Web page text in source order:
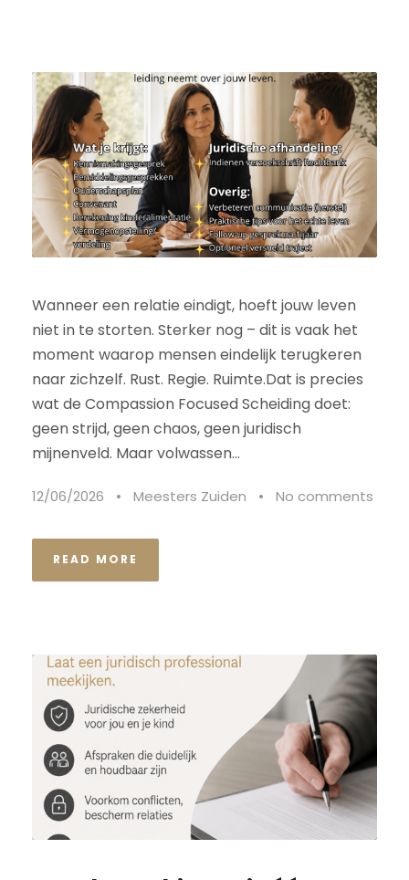
Wanneer een relatie eindigt, hoeft jouw leven
niet in te storten. Sterker nog – dit is vaak het
moment waarop mensen eindelijk terugkeren
naar zichzelf. Rust. Regie. Ruimte.Dat is precies
wat de Compassion Focused Scheiding doet:
geen strijd, geen chaos, geen juridisch
mijnenveld. Maar volwassen...
12/06/2026 • Meesters Zuiden • No comments
READ MORE